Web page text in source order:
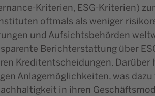
Kriterien, ESG-Kriterien)
oftmals als weniger
und Aufsichtsbehörden
Berichterstattung über
Kreditentscheidungen.
Anlagemöglichkeiten, was
in ihren